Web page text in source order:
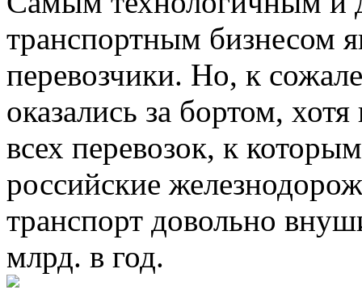
транспортным бизнесом
перевозчики. Но, к
оказались за бортом,
всех перевозок, к
российские
транспорт довольно
млрд. в год.